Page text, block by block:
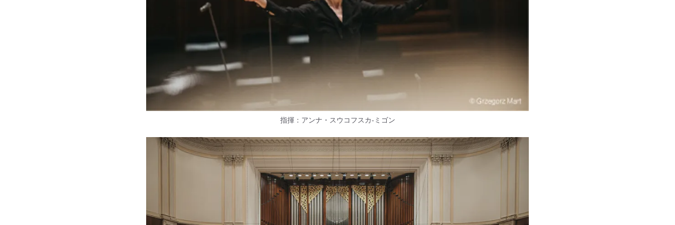
指揮：アンナ・スウコフスカ-ミゴン